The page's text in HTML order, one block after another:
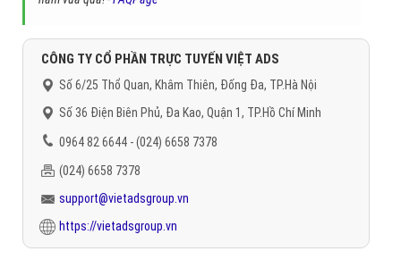
CÔNG TY CỔ PHẦN TRỰC TUYẾN VIỆT ADS
Số 6/25 Thổ Quan, Khâm Thiên, Đống Đa, TP.Hà Nội
Số 36 Điện Biên Phủ, Đa Kao, Quận 1, TP.Hồ Chí Minh
0964 82 6644 - (024) 6658 7378
(024) 6658 7378
support@vietadsgroup.vn
https://vietadsgroup.vn